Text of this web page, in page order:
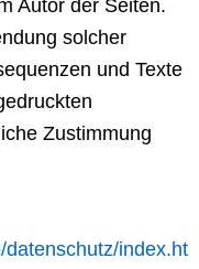
Autor der Seiten.
solcher
und Texte
Zustimmung
index.ht